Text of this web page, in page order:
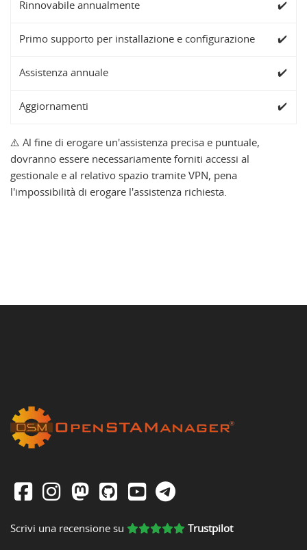
Rinnovabile annualmente ✔️
Primo supporto per installazione e configurazione ✔️
Assistenza annuale ✔️
Aggiornamenti ✔️
⚠️ Al fine di erogare un'assistenza precisa e puntuale,
dovranno essere necessariamente forniti accessi al
gestionale e al relativo spazio tramite VPN, pena
l'impossibilità di erogare l'assistenza richiesta.
Scrivi una recensione su Trustpilot